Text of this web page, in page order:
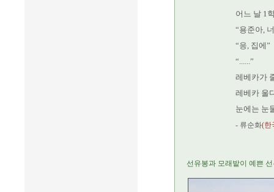
어느 날 1
“용준아,
“응, 집에”
“......”
레베카가
레베카 울
눈에는 눈
- 류순화(한
선유봉과 모래밭이 예쁜